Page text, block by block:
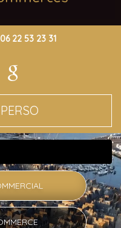
06 22 53 23 31
navigation